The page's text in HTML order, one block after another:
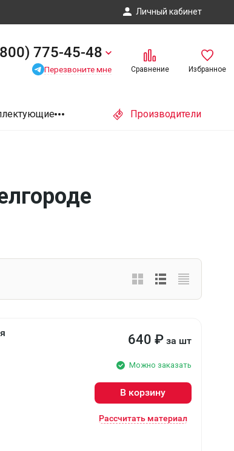
Личный кабинет
775-45-48
Перезвоните мне Сравнение Избранное
Производители
640 ₽ за шт
Можно заказать
В корзину
Рассчитать материал